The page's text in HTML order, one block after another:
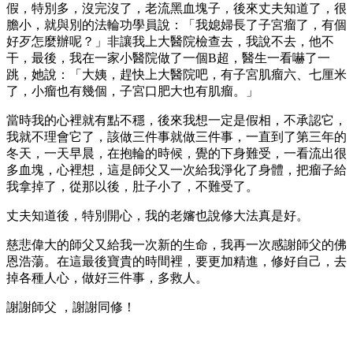
假，特別多，沒完沒了，老流黑血塊子，後來丈夫知道了，很
膽小，就與別的法輪功學員說：「我媳婦長了子宮瘤了，有個
好歹怎麼辦呢？」非讓我上大醫院檢查去，我說不去，他不
干，最後，我在一家小醫院做了一個B超，醫生一看嚇了一
跳，她說：「大姨，趕快上大醫院吧，有子宮肌瘤六、七厘米
了，小瘤也有幾個，子宮口肥大也有肌瘤。」
當時我的心裡就有點不穩，後來我想一定是假相，不承認它，
我就不理會它了，該做三件事就做三件事，一直到了第三年的
冬天，一天早晨，在抱輪的時候，覺的下身難受，一看流出很
多血塊，心裡想，這是師父又一次給我淨化了身體，把瘤子給
我拿掉了，從那以後，肚子小了，不難受了。
丈夫知道後，特別開心，我的老嬸也說修大法真是好。
慈悲偉大的師父又給我一次新的生命，我再一次感謝師父的佛
恩浩蕩。在這最後寶貴的時間裡，要更加精進，修好自己，去
掉各種人心，做好三件事，多救人。
謝謝師父 ，謝謝同修！